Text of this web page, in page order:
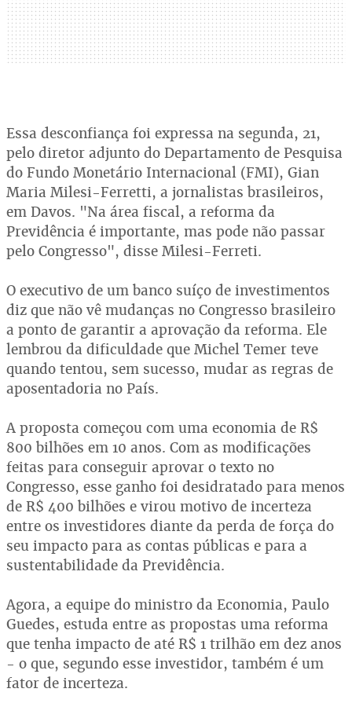
Essa desconfiança foi expressa na segunda, 21,
pelo diretor adjunto do Departamento de Pesquisa
do Fundo Monetário Internacional (FMI), Gian
Maria Milesi-Ferretti, a jornalistas brasileiros,
em Davos. "Na área fiscal, a reforma da
Previdência é importante, mas pode não passar
pelo Congresso", disse Milesi-Ferreti.
O executivo de um banco suíço de investimentos
diz que não vê mudanças no Congresso brasileiro
a ponto de garantir a aprovação da reforma. Ele
lembrou da dificuldade que Michel Temer teve
quando tentou, sem sucesso, mudar as regras de
aposentadoria no País.
A proposta começou com uma economia de R$
800 bilhões em 10 anos. Com as modificações
feitas para conseguir aprovar o texto no
Congresso, esse ganho foi desidratado para menos
de R$ 400 bilhões e virou motivo de incerteza
entre os investidores diante da perda de força do
seu impacto para as contas públicas e para a
sustentabilidade da Previdência.
Agora, a equipe do ministro da Economia, Paulo
Guedes, estuda entre as propostas uma reforma
que tenha impacto de até R$ 1 trilhão em dez anos
- o que, segundo esse investidor, também é um
fator de incerteza.